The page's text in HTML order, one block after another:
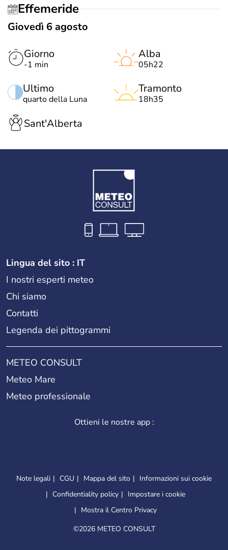
Effemeride
Giovedì 6 agosto
Giorno
-1 min
Ultimo
quarto della Luna
Alba
05h22
Tramonto
18h35
Sant'Alberta
Lingua del sito : IT
I nostri esperti meteo
Chi siamo
Contatti
Legenda dei pittogrammi
METEO CONSULT
Meteo Mare
Meteo professionale
Ottieni le nostre app :
Note legali CGU Mappa del sito
Informazioni sui cookie
Confidentiality policy
Impostare i cookie
Mostra il Centro Privacy
©2026 METEO CONSULT